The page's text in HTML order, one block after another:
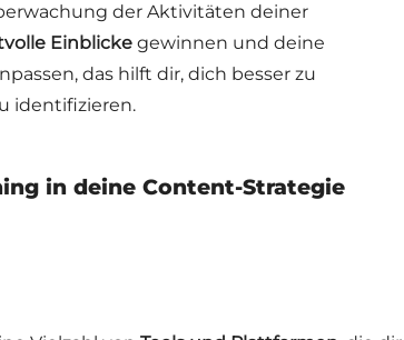
der Aktivitäten deiner
Einblicke gewinnen und deine
das hilft dir, dich besser zu
identifizieren.
in deine Content-Strategie